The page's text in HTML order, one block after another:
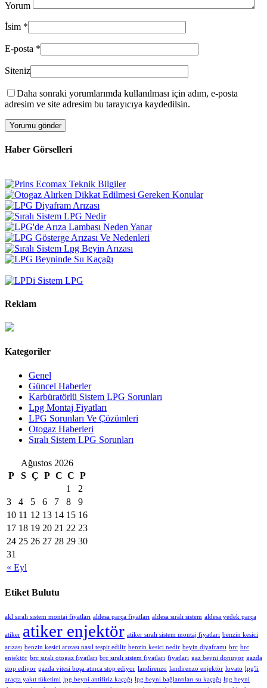
Yorum
İsim *
E-posta *
Siteniz
Daha sonraki yorumlarımda kullanılması için adım, e-posta
adresim ve site adresim bu tarayıcıya kaydedilsin.
Haber Görselleri
Reklam
Kategoriler
Genel
Güncel Haberler
Karbüratörlü Sistem LPG Sorunları
Lpg Montaj Fiyatları
LPG Sorunları Ve Çözümleri
Otogaz Haberleri
Sıralı Sistem LPG Sorunları
Ağustos 2026
P
S Ç P C C P
« Eyl
1
2
3
4 5 6 7 8
9
10 11 12 13 14 15 16
17 18 19 20 21 22 23
24 25 26 27 28 29 30
31
Etiket Bulutu
akl sıralı sistem montaj fiyatları aldesa parça fiyatları aldesa sıralı sistem aldesa yedek parça
atiker atiker enjektör atiker sıralı sistem montaj fiyatları benzin kesici
arızası benzin kesici arızası nasıl tespit edilir benzin kesici nedir beyin diyaframı brc brc
enjektör brc sıralı otogaz fiyatları brc sıralı sistem fiyatları fiyatları gaz beyni donuyor gazda
stop ediyor gazda vitesi boşa atınca stop ediyor landirenzo landirenzo enjektör lovato lpg'li
araçta yakıt tüketimi lpg beyni antifiriz kaçağı lpg beyni bağlantıları su kaçağı lpg beyni